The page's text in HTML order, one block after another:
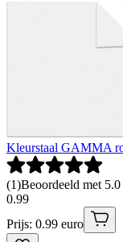
Kleurstaal GAMMA
(1)Beoordeeld met
0.99
Prijs: 0.99 euro